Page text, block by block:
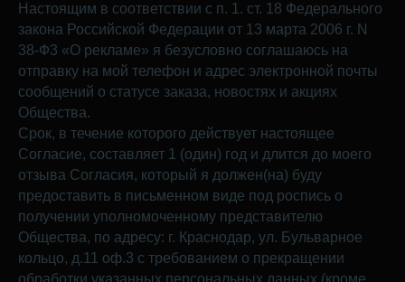
Настоящим в соответствии с п. 1. ст. 18 Федерального
закона Российской Федерации от 13 марта 2006 г. N
38-Ф3 «О рекламе» я безусловно соглашаюсь на
отправку на мой телефон и адрес электронной почты
сообщений о статусе заказа, новостях и акциях
Общества.
Срок, в течение которого действует настоящее
Согласие, составляет 1 (один) год и длится до моего
отзыва Согласия, который я должен(на) буду
предоставить в письменном виде под роспись о
получении уполномоченному представителю
Общества, по адресу: г. Краснодар, ул. Бульварное
кольцо, д.11 оф.3 с требованием о прекращении
обработки указанных персональных данных (кроме